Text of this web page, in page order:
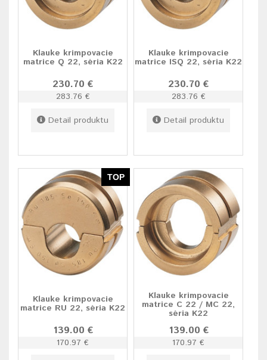
Klauke krimpovacie
matrice Q 22, séria K22
230.70 €
283.76 €
Detail produktu
Klauke krimpovacie
matrice ISQ 22, séria K22
230.70 €
283.76 €
Detail produktu
TOP
Klauke krimpovacie
matrice RU 22, séria K22
139.00 €
170.97 €
Klauke krimpovacie
matrice C 22 / MC 22,
séria K22
139.00 €
170.97 €